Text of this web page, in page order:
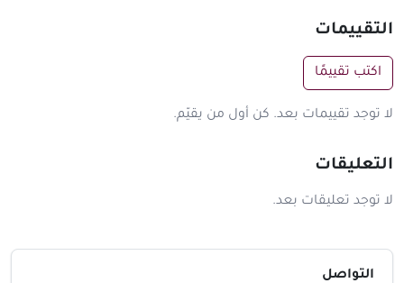
التقييمات
اكتب تقييمًا
لا توجد تقييمات بعد. كن أول من يقيّم.
التعليقات
لا توجد تعليقات بعد.
التواصل